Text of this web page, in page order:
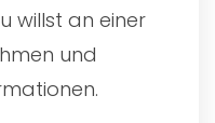
willst an einer
und